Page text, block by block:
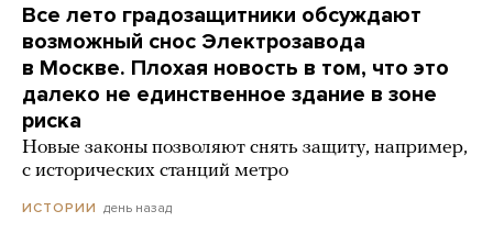
Все лето градозащитники обсуждают
возможный снос Электрозавода
в Москве. Плохая новость в том, что это
далеко не единственное здание в зоне
риска
Новые законы позволяют снять защиту, например,
с исторических станций метро
ИСТОРИИ день назад